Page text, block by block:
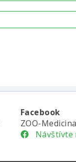
Facebook
ZOO-
Návštívte